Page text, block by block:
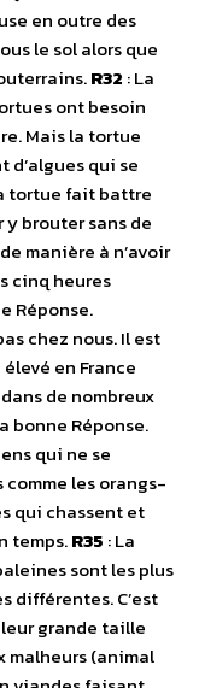
en outre des
le sol alors que
R32 : La
ont besoin
Mais la tortue
qui se
tortue fait battre
brouter sans de
manière à n’avoir
cinq heures
Réponse.
chez nous. Il est
en France
de nombreux
bonne Réponse.
qui ne se
les orangs-
qui chassent et
temps.R35 : La
sont les plus
différentes. C’est
grande taille
malheurs (animal